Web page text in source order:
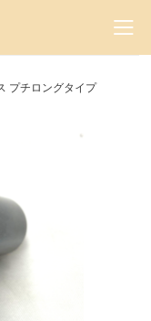
プチロングタイプ